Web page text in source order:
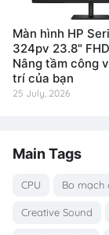
Màn hình HP
324pv 23.8"
Nâng tầm công
trí của bạn
25 July, 2026
Main Tags
CPU Bo mạch
Creative Sound